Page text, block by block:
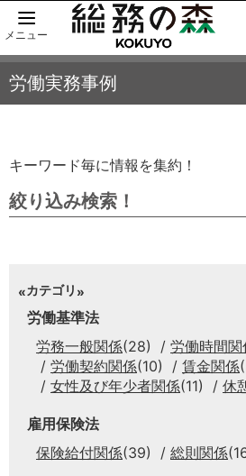
メニュー
労働実務事例
キーワード毎に情報を集約！
絞り込み検索！
カテゴリ
労働基準法
労務一般関係(28) 労働時間関
労働契約関係(10) 賃金関係
女性及び年少者関係(11) 休
雇用保険法
保険給付関係(39) 総則関係